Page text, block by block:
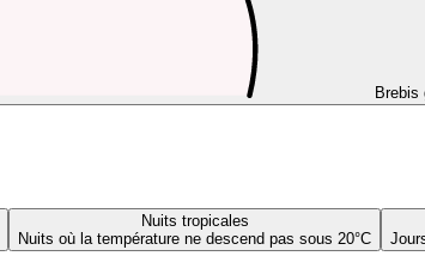
Brebis
Nuits tropicales
Nuits où la température ne descend pas sous 20°C